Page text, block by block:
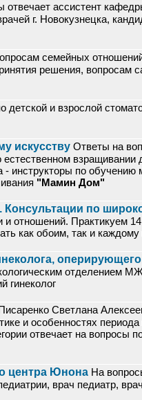
отвечает ассистент
г. Новокузнецка,
семейных
решения, вопросам
детской и взрослой
искусству Ответы на
взращивании
инструкторы по обучению
"Мамин Дом"
по
отношений. Практикуем
как обоим, так и каждому
отделением
гинеколог
Светлана
и особенностях
отвечает на вопросы
центра Юнона На
врач педиатр,